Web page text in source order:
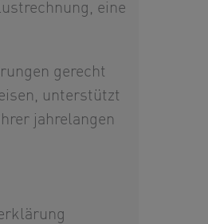
eine
gerecht
unterstützt
jahrelangen